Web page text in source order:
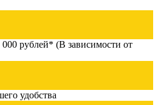
000 рублей* (В зависимости от
удобства